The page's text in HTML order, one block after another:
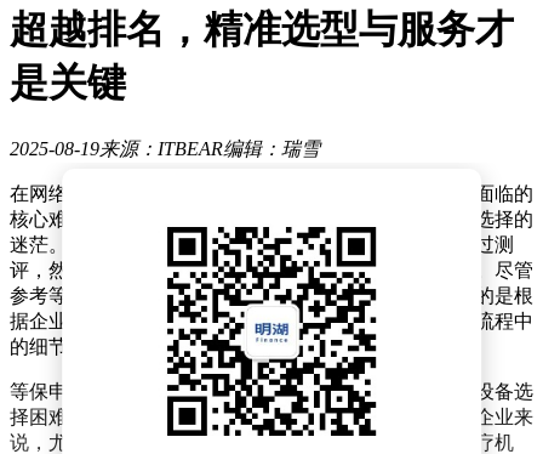
超越排名，精准选型与服务才
是关键
2025-08-19来源：ITBEAR编辑：瑞雪
在网络安全等级保护（等保）的申请过程中，众多企业面临的
核心难题并非资金短缺或方案缺乏，而是对标准和设备选择的
迷茫。企业往往误认为只要购置多种设备，就能轻松通过测
评，然而，设备的适配性和集成兼容性才是决定性因素。尽管
参考等保设备厂家的排名可以提供一定指导，但更重要的是根
据企业自身的业务环境，挑选合适的产品和服务。申请流程中
的细节，例如定级备案和整改方案，也常成为阻碍。
等保申请过程中，企业的主要担忧在于标准理解不足和设备选
择困难。等级保护听起来官方且严肃，对于许多行业的企业来
说，尤其是急需上线新系统的互联网公司和小型连锁医疗机